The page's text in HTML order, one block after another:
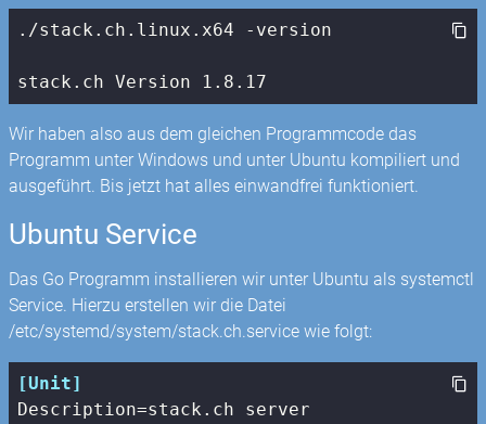
./stack .ch.linux.x64 -version
stack .ch Version 1.8 .17
Wir haben also aus dem gleichen Programmcode das
Programm unter Windows und unter Ubuntu kompiliert und
ausgeführt. Bis jetzt hat alles einwandfrei funktioniert.
Ubuntu Service
Das Go Programm installieren wir unter Ubuntu als systemctl
Service. Hierzu erstellen wir die Datei
/etc/systemd/system/stack.ch.service wie folgt:
[Unit]
Description